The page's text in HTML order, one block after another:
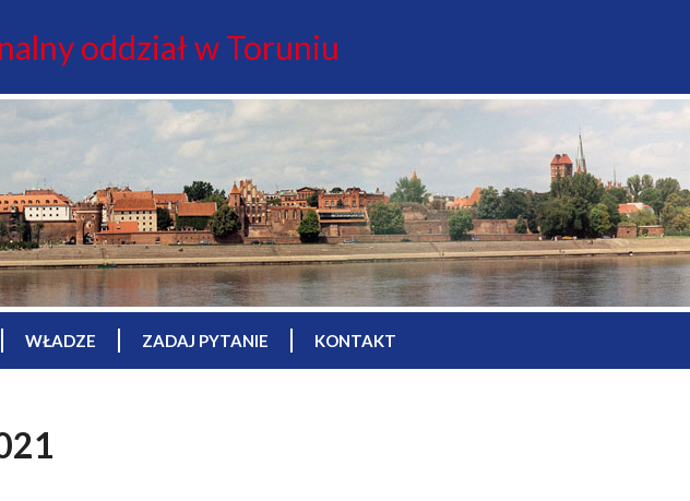
oddział w Toruniu
WŁADZE ZADAJ PYTANIE KONTAKT